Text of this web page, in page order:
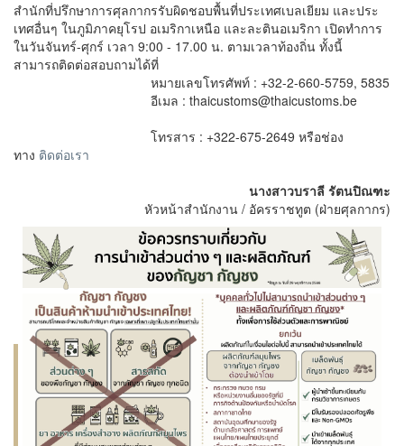
สำนักที่ปรึกษาการศุลกากรรับผิดชอบพื้นที่ประเทศเบลเยียม และประ
เทศอื่นๆ ในภูมิภาคยุโรป อเมริกาเหนือ และละตินอเมริกา เปิดทำการ
ในวันจันทร์-ศุกร์ เวลา 9:00 - 17.00 น. ตามเวลาท้องถิ่น ทั้งนี้
สามารถติดต่อสอบถามได้ที่
หมายเลขโทรศัพท์ : +32-2-660-5759, 5835
อีเมล : thaicustoms@thaicustoms.be
โทรสาร : +322-675-2649 หรือช่อง
ทาง ติดต่อเรา
นางสาวบราลี รัตนปิณฑะ
หัวหน้าสำนักงาน / อัครราชทูต (ฝ่ายศุลกากร)